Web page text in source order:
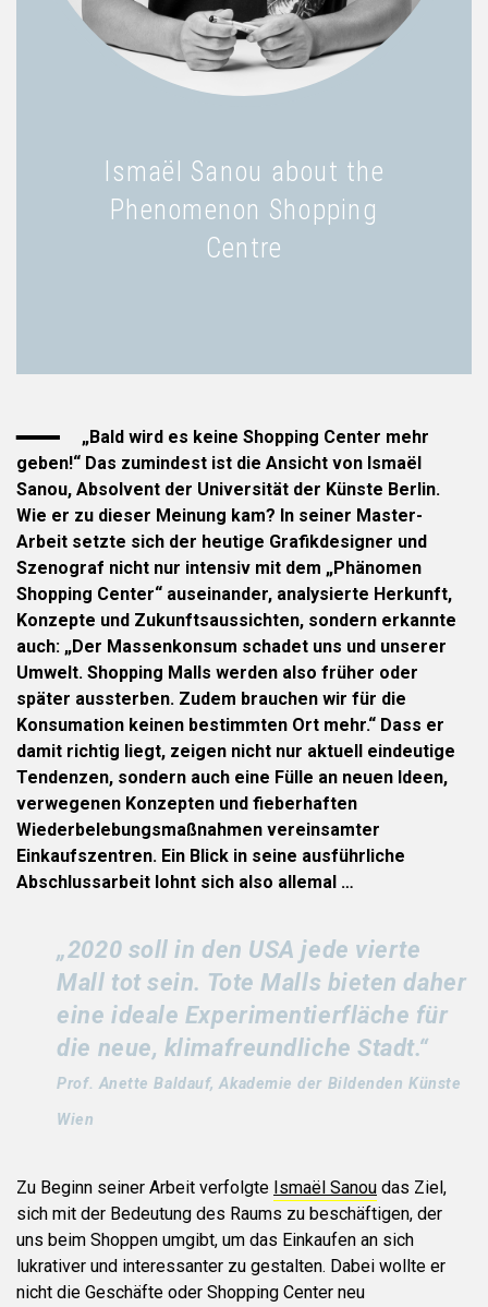
Ismaël Sanou about the
Phenomenon Shopping
Centre
„Bald wird es keine Shopping Center mehr
geben!“ Das zumindest ist die Ansicht von Ismaël
Sanou, Absolvent der Universität der Künste Berlin.
Wie er zu dieser Meinung kam? In seiner Master-
Arbeit setzte sich der heutige Grafikdesigner und
Szenograf nicht nur intensiv mit dem „Phänomen
Shopping Center“ auseinander, analysierte Herkunft,
Konzepte und Zukunftsaussichten, sondern erkannte
auch: „Der Massenkonsum schadet uns und unserer
Umwelt. Shopping Malls werden also früher oder
später aussterben. Zudem brauchen wir für die
Konsumation keinen bestimmten Ort mehr.“ Dass er
damit richtig liegt, zeigen nicht nur aktuell eindeutige
Tendenzen, sondern auch eine Fülle an neuen Ideen,
verwegenen Konzepten und fieberhaften
Wiederbelebungsmaßnahmen vereinsamter
Einkaufszentren. Ein Blick in seine ausführliche
Abschlussarbeit lohnt sich also allemal …
„2020 soll in den USA jede vierte
Mall tot sein. Tote Malls bieten daher
eine ideale Experimentierfläche für
die neue, klimafreundliche Stadt.“
Prof. Anette Baldauf, Akademie der Bildenden Künste
Wien
Zu Beginn seiner Arbeit verfolgte Ismaël Sanou das Ziel,
sich mit der Bedeutung des Raums zu beschäftigen, der
uns beim Shoppen umgibt, um das Einkaufen an sich
lukrativer und interessanter zu gestalten. Dabei wollte er
nicht die Geschäfte oder Shopping Center neu